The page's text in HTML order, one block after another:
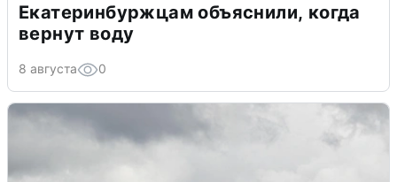
Екатеринбуржцам объяснили, когда
вернут воду
8 августа 0